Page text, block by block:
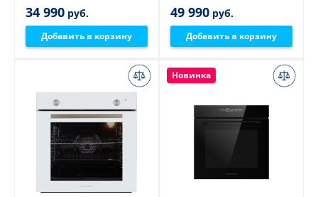
34 990 руб.
Добавить в корзину
49 990 руб.
Добавить в корзину
Новинка